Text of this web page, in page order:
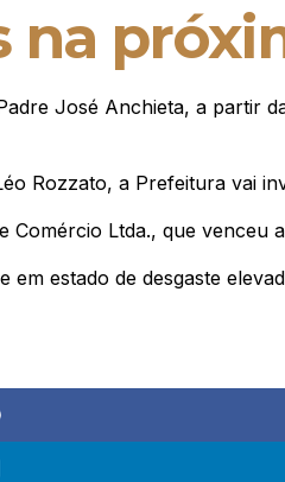
na
José Anchieta, a partir
Rozzato, a Prefeitura vai
Comércio Ltda., que venceu
estado de desgaste